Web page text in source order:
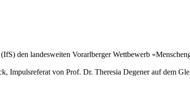
den landesweiten Vorarlberger Wettbewerb
Impulsreferat von Prof. Dr. Theresia Degener auf dem